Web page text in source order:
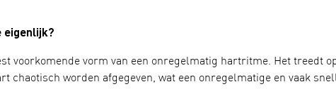
eigenlijk?
voorkomende vorm van een onregelmatig hartritme. Het treedt
chaotisch worden afgegeven, wat een onregelmatige en vaak